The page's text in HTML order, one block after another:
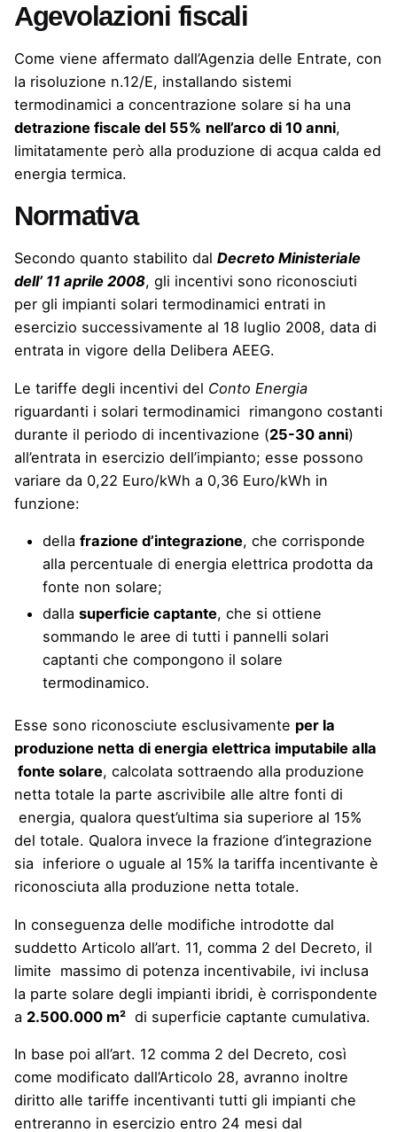
Agevolazioni fiscali
Come viene affermato dall’Agenzia delle Entrate, con
la risoluzione n.12/E, installando sistemi
termodinamici a concentrazione solare si ha una
detrazione fiscale del 55% nell’arco di 10 anni,
limitatamente però alla produzione di acqua calda ed
energia termica.
Normativa
Secondo quanto stabilito dal Decreto Ministeriale
dell’ 11 aprile 2008, gli incentivi sono riconosciuti
per gli impianti solari termodinamici entrati in
esercizio successivamente al 18 luglio 2008, data di
entrata in vigore della Delibera AEEG.
Le tariffe degli incentivi del Conto Energia
riguardanti i solari termodinamici rimangono costanti
durante il periodo di incentivazione (25-30 anni)
all’entrata in esercizio dell’impianto; esse possono
variare da 0,22 Euro/kWh a 0,36 Euro/kWh in
funzione:
della frazione d’integrazione, che corrisponde
alla percentuale di energia elettrica prodotta da
fonte non solare;
dalla superficie captante, che si ottiene
sommando le aree di tutti i pannelli solari
captanti che compongono il solare
termodinamico.
Esse sono riconosciute esclusivamente per la
produzione netta di energia elettrica imputabile alla
fonte solare, calcolata sottraendo alla produzione
netta totale la parte ascrivibile alle altre fonti di
energia, qualora quest’ultima sia superiore al 15%
del totale. Qualora invece la frazione d’integrazione
sia inferiore o uguale al 15% la tariffa incentivante è
riconosciuta alla produzione netta totale.
In conseguenza delle modifiche introdotte dal
suddetto Articolo all’art. 11, comma 2 del Decreto, il
limite massimo di potenza incentivabile, ivi inclusa
la parte solare degli impianti ibridi, è corrispondente
a 2.500.000 m² di superficie captante cumulativa.
In base poi all’art. 12 comma 2 del Decreto, così
come modificato dall’Articolo 28, avranno inoltre
diritto alle tariffe incentivanti tutti gli impianti che
entreranno in esercizio entro 24 mesi dal